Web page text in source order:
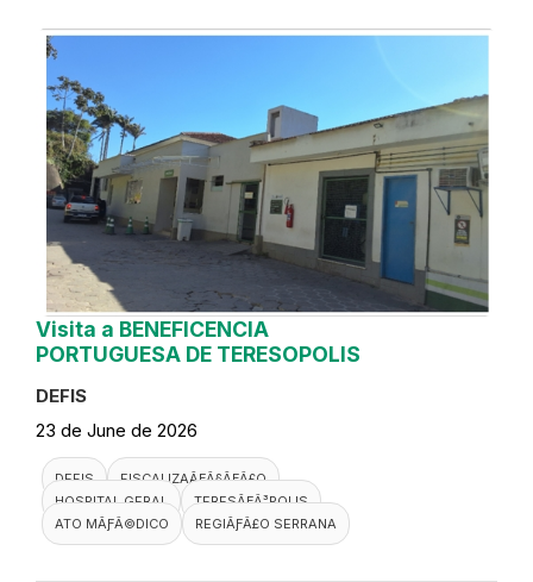
Visita a BENEFICENCIA
PORTUGUESA DE TERESOPOLIS
DEFIS
23 de June de 2026
DEFIS
FISCALIZAÃƑÂ§ÃƑÂ£O
HOSPITAL GERAL
TERESÃƑÂ³POLIS
ATO MÃƑÂ©DICO
REGIÃƑÂ£O SERRANA